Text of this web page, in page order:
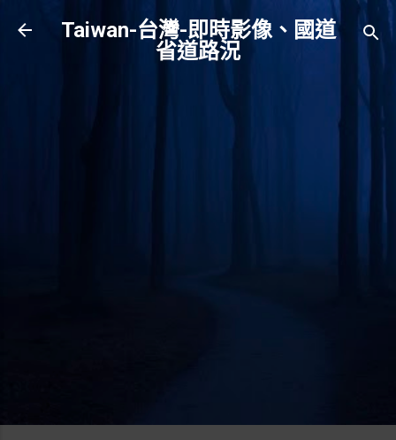
跳到主要內容
Taiwan-台灣-即時影像、國道
省道路況